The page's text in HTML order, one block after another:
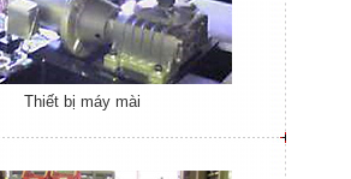
Thiết bị máy mài